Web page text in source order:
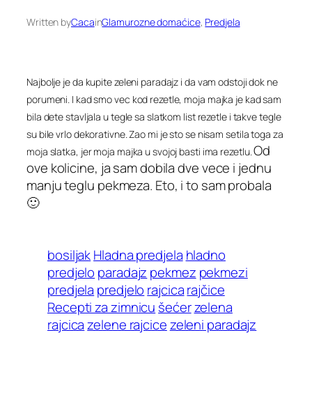
Written byCacainGlamurozne domaćice, Predjela
Najbolje je da kupite zeleni paradajz i da vam odstoji dok ne
porumeni. I kad smo vec kod rezetle, moja majka je kad sam
bila dete stavljala u tegle sa slatkom list rezetle i takve tegle
su bile vrlo dekorativne. Zao mi je sto se nisam setila toga za
moja slatka, jer moja majka u svojoj basti ima rezetlu.Od
ove kolicine, ja sam dobila dve vece i jednu
manju teglu pekmeza. Eto, i to sam probala
🙂
bosiljakHladna predjela hladno
predjelo paradajz pekmez pekmezi
predjela predjelo rajcicarajčice
Recepti za zimnicu šećerzelena
rajcica zelene rajcicezeleni paradajz